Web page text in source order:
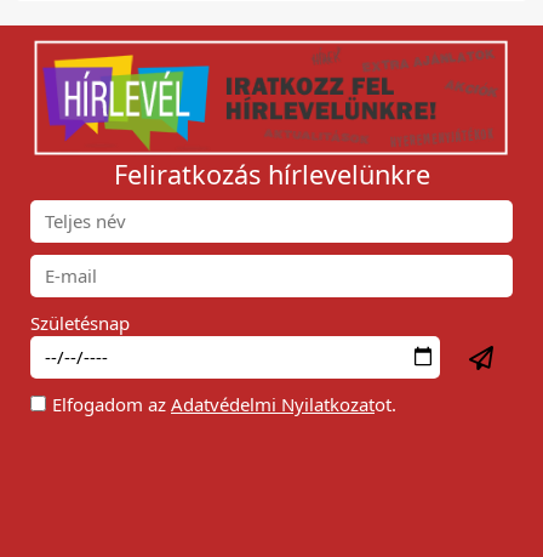
Feliratkozás hírlevelünkre
Születésnap
Elfogadom az Adatvédelmi Nyilatkozatot.